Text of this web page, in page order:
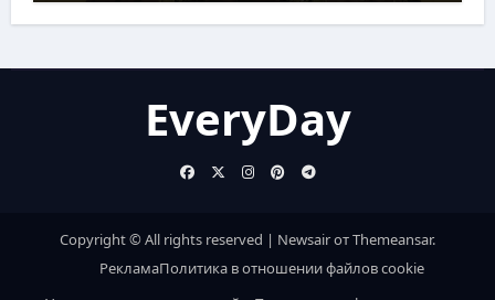
EveryDay
Copyright © All rights reserved | NewsairотThemeansar.
РекламаПолитика в отношении файлов cookie